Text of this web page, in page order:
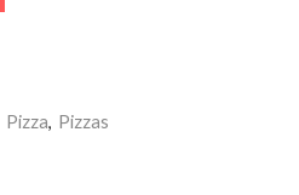
Pizza, Pizzas